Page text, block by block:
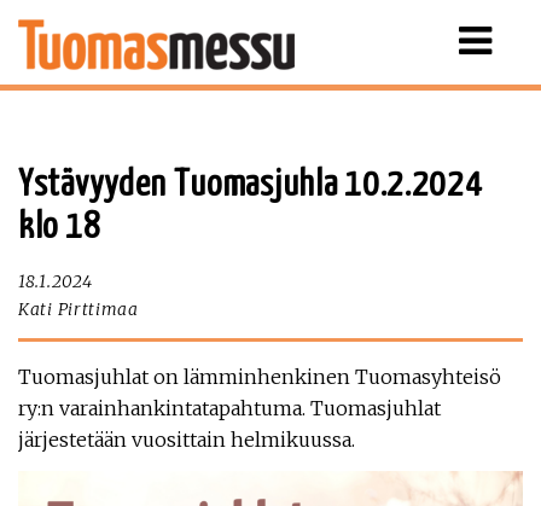
Näytä
Ystävyyden Tuomasjuhla 10.2.2024
klo 18
18.1.2024
Kati Pirttimaa
Tuomasjuhlat on lämminhenkinen Tuomasyhteisö
ry:n varainhankintatapahtuma. Tuomasjuhlat
järjestetään vuosittain helmikuussa.